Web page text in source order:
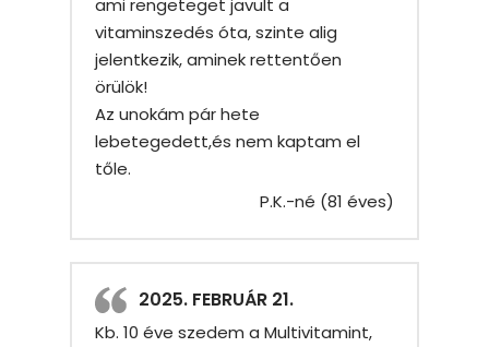
ami rengeteget javult a
vitaminszedés óta, szinte alig
jelentkezik, aminek rettentően
örülök!
Az unokám pár hete
lebetegedett,és nem kaptam el
tőle.
P.K.-né (81 éves)
2025. FEBRUÁR 21.
Kb. 10 éve szedem a Multivitamint,